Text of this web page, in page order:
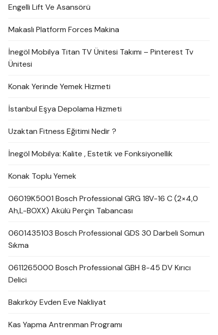
Engelli Lift Ve Asansörü
Makaslı Platform Forces Makina
İnegöl Mobilya Titan TV Ünitesi Takımı – Pinterest Tv
Ünitesi
Konak Yerinde Yemek Hizmeti
İstanbul Eşya Depolama Hizmeti
Uzaktan Fitness Eğitimi Nedir ?
İnegöl Mobilya: Kalite , Estetik ve Fonksiyonellik
Konak Toplu Yemek
06019K5001 Bosch Professional GRG 18V-16 C (2×4,0
Ah,L-BOXX) Akülü Perçin Tabancası
0601435103 Bosch Professional GDS 30 Darbeli Somun
Sıkma
0611265000 Bosch Professional GBH 8-45 DV Kırıcı
Delici
Bakırköy Evden Eve Nakliyat
Kas Yapma Antrenman Programı